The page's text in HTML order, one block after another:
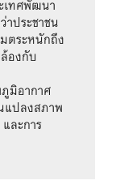
เทศพัฒนา
าประชาชน
ตระหนักถึง
องกับ
มิอากาศ
แปลงสภาพ
ละการ